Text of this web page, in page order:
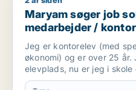
Maryam søger job
medarbejder /
medarbejder
Jeg er kontorelev (med
økonomi) og er over 25 år.
elevplads, nu er jeg i